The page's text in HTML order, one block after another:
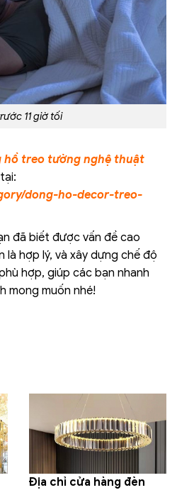
11 giờ tối
hồ treo tường nghệ thuật
dong-ho-decor-treo-
đã biết được vấn đề cao
là hợp lý, và xây dựng chế độ
hợp, giúp các bạn nhanh
mong muốn nhé!
Địa chỉ cửa hàng đèn